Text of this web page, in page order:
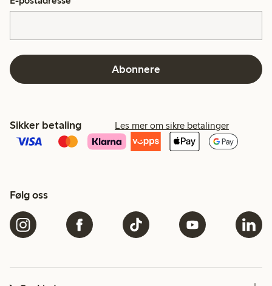
Abonnere
Sikker betaling Les mer om sikre betalinger
Følg oss